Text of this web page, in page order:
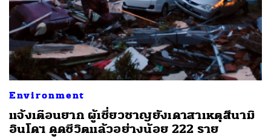
Environment
แจ้งเตือนยาก ผู้เชี่ยวชาญยังเดาสาเหตุสึนามิ
อินโดฯ ดูดชีวิตแล้วอย่างน้อย 222 ราย